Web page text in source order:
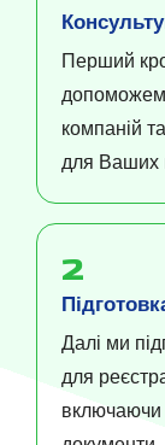
Перший
компаній
для Ваших
2
Далі ми
для
включаючи